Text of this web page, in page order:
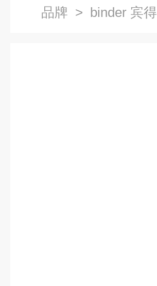
品牌 > binder 宾得